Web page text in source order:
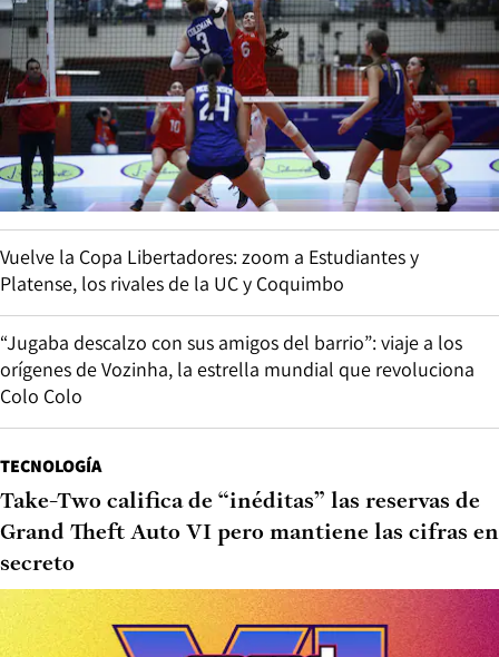
Vuelve la Copa Libertadores: zoom a Estudiantes y
Platense, los rivales de la UC y Coquimbo
“Jugaba descalzo con sus amigos del barrio”: viaje a los
orígenes de Vozinha, la estrella mundial que revoluciona
Colo Colo
TECNOLOGÍA
Take-Two califica de “inéditas” las reservas de
Grand Theft Auto VI pero mantiene las cifras en
secreto